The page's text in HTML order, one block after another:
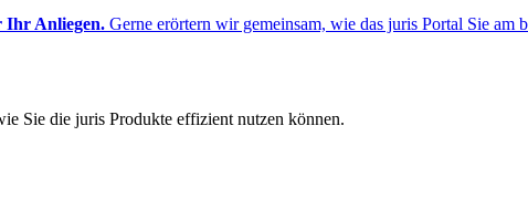
Ihr Anliegen. Gerne erörtern wir gemeinsam, wie das juris Portal Sie am
Sie die juris Produkte effizient nutzen können.